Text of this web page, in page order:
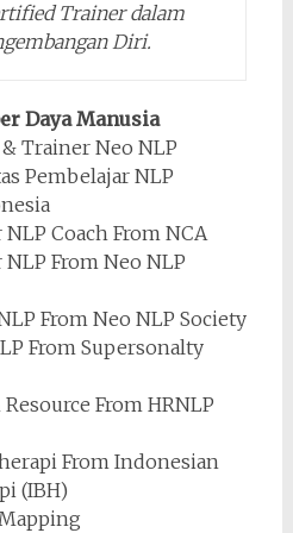
Trainer dalam
Diri.
Daya Manusia
Trainer Neo NLP
Pembelajar NLP
Coach From NCA
From Neo NLP
From Neo NLP Society
From Supersonalty
From HRNLP
From Indonesian
(IBH)